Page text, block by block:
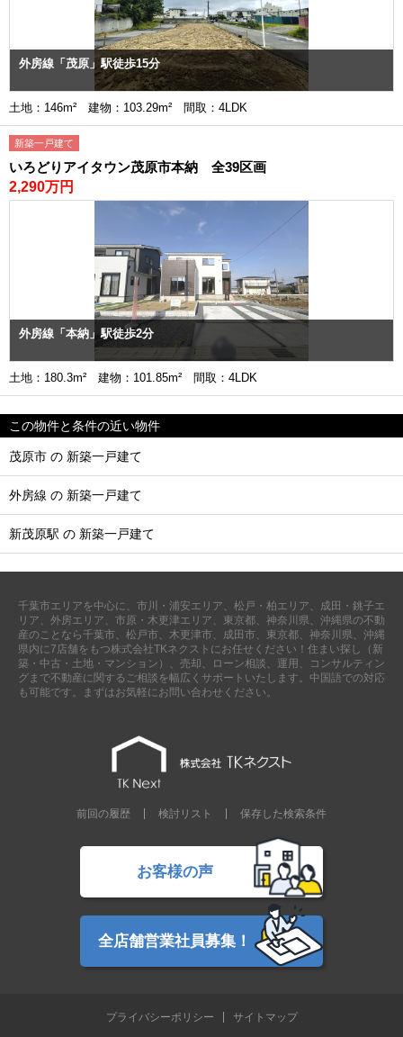
外房線「茂原」駅徒歩15分
土地：146m² 建物：103.29m² 間取：4LDK
新築一戸建て
いろどりアイタウン茂原市本納 全39区画
2,290万円
外房線「本納」駅徒歩2分
土地：180.3m² 建物：101.85m² 間取：4LDK
この物件と条件の近い物件
茂原市 の 新築一戸建て
外房線 の 新築一戸建て
新茂原駅 の 新築一戸建て
千葉市エリアを中心に、市川・浦安エリア、松戸・柏エリア、成田・銚子エ
リア、外房エリア、市原・木更津エリア、東京都、神奈川県、沖縄県の不動
産のことなら千葉市、松戸市、木更津市、成田市、東京都、神奈川県、沖縄
県内に7店舗をもつ株式会社TKネクストにお任せください！住まい探し（新
築・中古・土地・マンション）、売却、ローン相談、運用、コンサルティン
グまで不動産に関するご相談を幅広くサポートいたします。中国語での対応
も可能です。まずはお気軽にお問い合わせください。
前回の履歴 検討リスト 保存した検索条件
お客様の声
全店舗営業社員募集！
プライバシーポリシー サイトマップ